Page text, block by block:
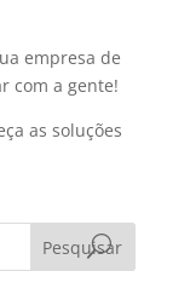
empresa de
com a gente!
as soluções
Pesquisar